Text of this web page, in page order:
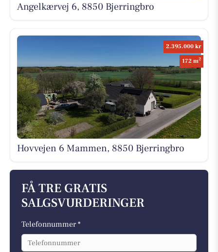
Angelkærvej 6, 8850 Bjerringbro
2.395.000 kr
172 m2
Hovvejen 6 Mammen, 8850 Bjerringbro
FÅ TRE GRATIS
SALGSVURDERINGER
Telefonnummer *